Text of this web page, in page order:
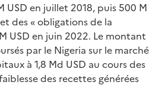
en juillet 2018, puis 500 M
des « obligations de la
USD en juin 2022. Le montant
par le Nigeria sur le marché
à 1,8 Md USD au cours des
des recettes générées